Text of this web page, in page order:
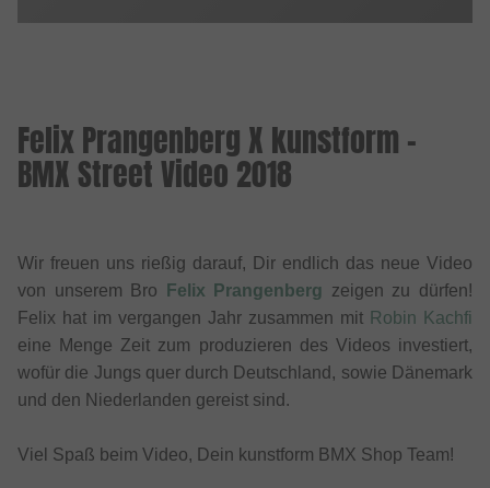
Felix Prangenberg X kunstform -
BMX Street Video 2018
Wir freuen uns rießig darauf, Dir endlich das neue Video
von unserem Bro
Felix Prangenberg zeigen zu dürfen!
Felix hat im vergangen Jahr zusammen mit Robin Kachfi
eine Menge Zeit zum produzieren des Videos investiert,
wofür die Jungs quer durch Deutschland, sowie Dänemark
und den Niederlanden gereist sind.
Viel Spaß beim Video, Dein kunstform BMX Shop Team!